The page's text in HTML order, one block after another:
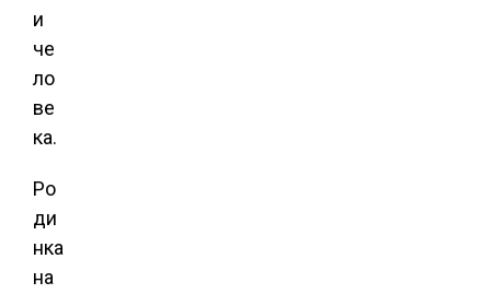
и
че
ло
ве
ка.
Ро
ди
нка
на